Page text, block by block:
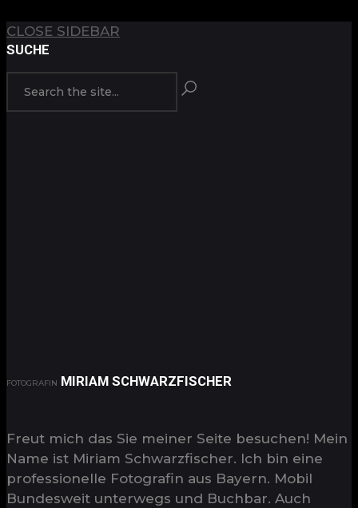
CLOSE SIDEBAR
SUCHE
FOTOGRAFIN MIRIAM SCHWARZFISCHER
Freut mich das Sie meiner Seite besuchen! Mein
Name ist Miriam Schwarzfischer. Ich bin eine
professionelle Fotografin aus Bayern. Mobil
Bundesweit unterwegs und Buchbar. Auch